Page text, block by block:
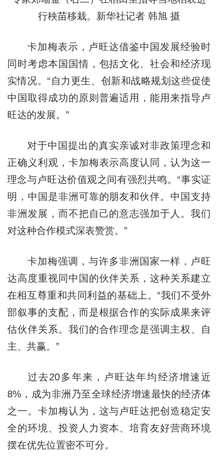
行秧苗移栽。新华社记者 韩旭 摄
卡加梅表示，卢旺达借鉴中国发展经验时
同时考虑本国国情，包括文化、社会和经济现
实情况。“自力更生、创新和战略规划这些促使
中国取得成功的原则普遍适用，能用来指导卢
旺达的发展。”
对于中国提出的真实亲诚对非政策理念和
正确义利观，卡加梅表示高度认同，认为这一
理念与卢旺达价值观之间有强烈共鸣。“事实证
明，中国是非洲可靠的朋友和伙伴。中国支持
非洲发展，而不把自己的意志强加于人。我们
对这种合作模式深表赞赏。”
卡加梅强调，与许多非洲国家一样，卢旺
达高度重视同中国的伙伴关系，这种关系建立
在相互尊重和共同利益的基础上。“我们不受外
部叙事的支配，而是根据合作的实际成果来评
估伙伴关系。我们的合作理念是强调主权、自
主、共赢。”
过去20多年来，卢旺达年均经济增速近
8%，成为非洲乃至全球经济增速最快的经济体
之一。卡加梅认为，这与卢旺达把创造稳定安
全的环境、投资人力资本、培育友好营商环境
摆在优先位置密不可分。